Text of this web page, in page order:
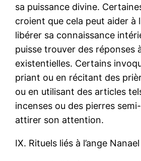
sa puissance divine.
croient que cela peut aider à
libérer sa connaissance
puisse trouver des réponses
existentielles. Certains
priant ou en récitant des
ou en utilisant des articles
incenses ou des pierres
attirer son attention.
IX. Rituels liés à l’ange Nanael